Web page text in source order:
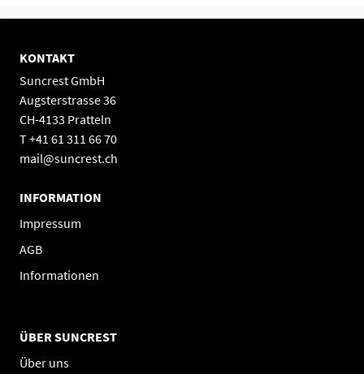
KONTAKT
Suncrest GmbH
Augsterstrasse 36
CH-4133 Pratteln
T +41 61 311 66 70
mail@suncrest.ch
INFORMATION
Impressum
AGB
Informationen
ÜBER SUNCREST
Über uns